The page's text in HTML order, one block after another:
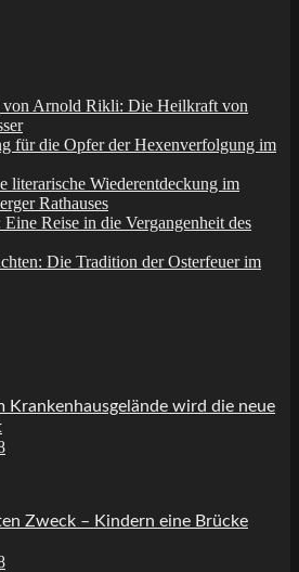
von Arnold Rikli: Die Heilkraft von
für die Opfer der Hexenverfolgung im
literarische Wiederentdeckung im
Rathauses
Reise in die Vergangenheit des
Die Tradition der Osterfeuer im
Krankenhausgelände wird die neue
Zweck – Kindern eine Brücke